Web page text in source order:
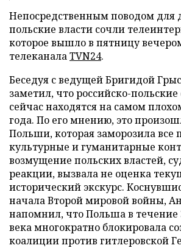
Непосредственным поводом для
польские власти сочли
которое вышло в пятницу
телеканалаTVN24.
Беседуя с ведущей Бригидой
заметил, что российско-
сейчас находятся на самом
года. По его мнению, это
Польши, которая заморозила все
культурные и гуманитарные
возмущение польских властей,
реакции, вызвала не оценка
исторический экскурс.
начала Второй мировой войны,
напомнил, что Польша в течение
века многократно блокировала
коалиции против гитлеровской